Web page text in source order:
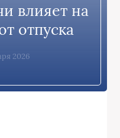
влияет на
отпуска
2026